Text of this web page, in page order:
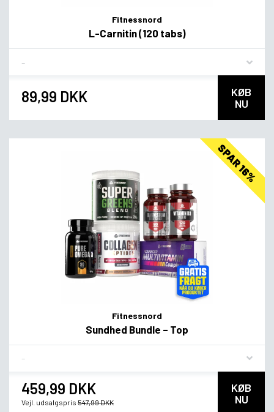
Fitnessnord
L-Carnitin (120 tabs)
89,99 DKK
KØB
NU
SPAR 16%
Fitnessnord
Sundhed Bundle – Top
459,99 DKK
Vejl. udsalgspris 547,99 DKK
KØB
NU